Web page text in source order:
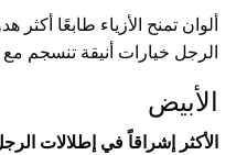
ألوان تمنح الأزياء طابعًا
الرجل خيارات أنيقة تنسجم
الأبيض
الأكثر إشراقاً في إطلالات